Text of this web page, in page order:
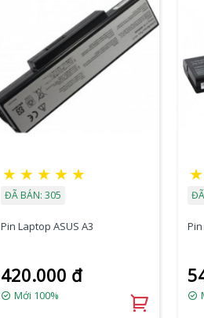
★ ★ ★ ★ ★
ĐÃ BÁN: 305
Pin Laptop ASUS A3
420.000 đ
Mới 100%
★
Pin